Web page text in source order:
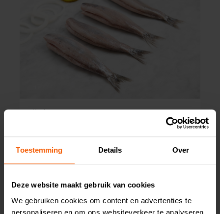
Toestemming Details Over
Deze website maakt gebruik van cookies
We gebruiken cookies om content en advertenties te
personaliseren en om ons websiteverkeer te analyseren.
Haring